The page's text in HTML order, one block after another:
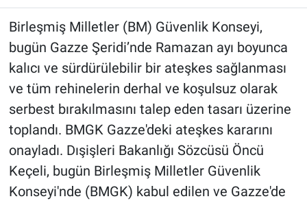
Birleşmiş Milletler (BM) Güvenlik Konseyi,
bugün Gazze Şeridi’nde Ramazan ayı boyunca
kalıcı ve sürdürülebilir bir ateşkes sağlanması
ve tüm rehinelerin derhal ve koşulsuz olarak
serbest bırakılmasını talep eden tasarı üzerine
toplandı. BMGK Gazze'deki ateşkes kararını
onayladı. Dışişleri Bakanlığı Sözcüsü Öncü
Keçeli, bugün Birleşmiş Milletler Güvenlik
Konseyi'nde (BMGK) kabul edilen ve Gazze'de